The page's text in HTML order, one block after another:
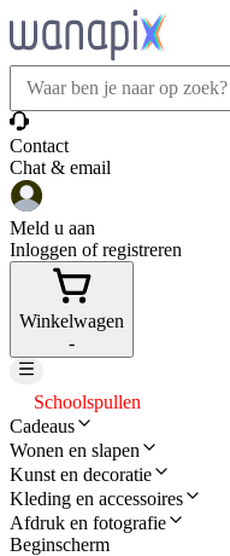
Contact
Chat & email
Meld u aan
Inloggen of registreren
Winkelwagen
-
Schoolspullen
Cadeaus
Wonen en slapen
Kunst en decoratie
Kleding en accessoires
Afdruk en fotografie
Beginscherm